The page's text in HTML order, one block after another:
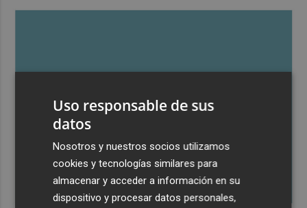
Uso responsable de sus
datos
Nosotros y nuestros socios utilizamos
cookies y tecnologías similares para
almacenar y acceder a información en su
dispositivo y procesar datos personales,